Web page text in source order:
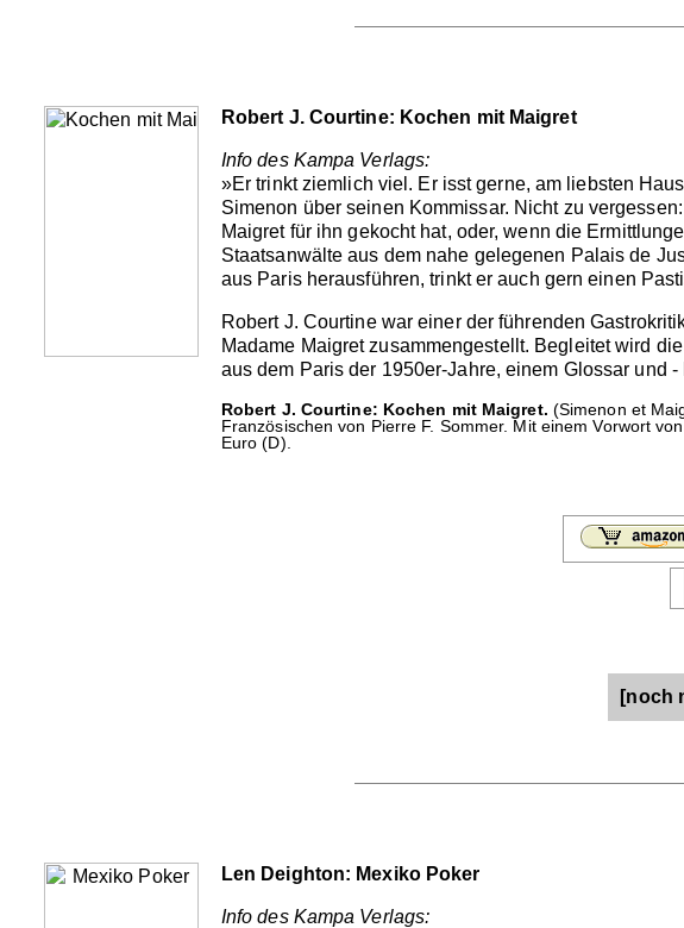
Robert J. Courtine: Kochen mit Maigret
Info des Kampa Verlags:
»Er trinkt ziemlich viel. Er isst gerne, am liebsten
Simenon über seinen Kommissar. Nicht zu
Maigret für ihn gekocht hat, oder, wenn die
Staatsanwälte aus dem nahe gelegenen Palais de
aus Paris herausführen, trinkt er auch gern einen
Robert J. Courtine war einer der führenden
Madame Maigret zusammengestellt. Begleitet wird
aus dem Paris der 1950er-Jahre, einem Glossar und
Robert J. Courtine: Kochen mit Maigret. (Simenon et
Französischen von Pierre F. Sommer. Mit einem Vorwort
Euro (D).
[noch
Len Deighton: Mexiko Poker
Info des Kampa Verlags: